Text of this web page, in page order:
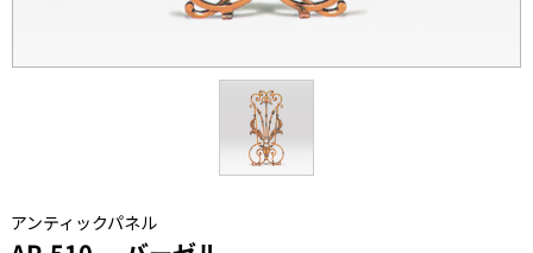
アンティックパネル